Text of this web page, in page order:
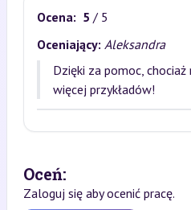
Ocena: 5 / 5
Oceniający: Aleksandra
Dzięki za pomoc, chociaż
więcej przykładów!
Oceń:
Zaloguj się aby ocenić pracę.